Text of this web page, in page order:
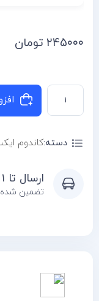
۲۴۵۰۰۰ تومان
دسته:کاندوم
ارسال تا ۱ روز کاری
تضمین شده